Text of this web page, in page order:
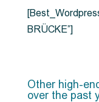
BRÜCKE”]
Other high-
over the past